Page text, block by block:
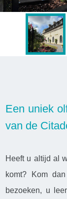
Een uniek
van de
Heeft u altijd al
komt? Kom dan
bezoeken, u